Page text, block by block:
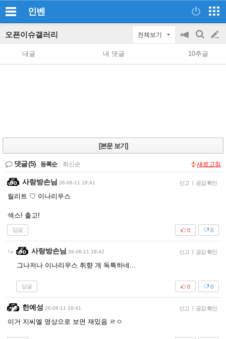
인벤
오픈이슈갤러리 전체보기
공
지
on/off
검
색
글
쓰
내글 내 댓글 10추글
[본문 보기]
댓글(5) 등록순 최신순 새로고침
사랑방손님 26-06-11 18:41 신고 | 공감 확인
릴리트 ♡ 이나리우스
섹스! 출고!
답글 0
0
사랑방손님 26-06-11 18:42 신고 | 공감 확인
그나저나 이나리우스 취향 개 독특하네...
답글 0
0
한예성 26-06-11 18:41 신고 | 공감 확인
이거 지씨엘 영상으로 보면 재밌음 ㄹㅇ